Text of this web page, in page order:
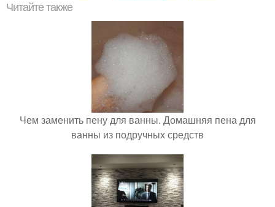
Читайте также
Чем заменить пену для ванны. Домашняя пена для
ванны из подручных средств